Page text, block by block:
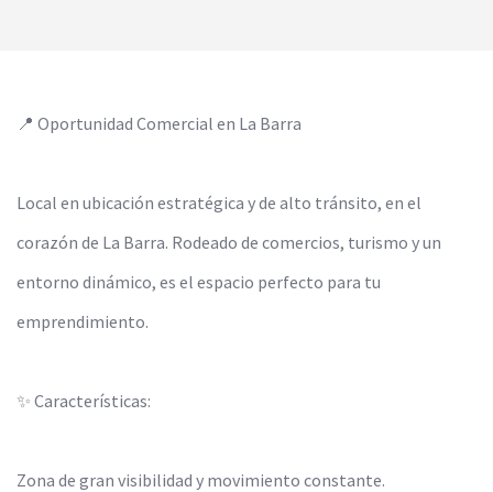
📍 Oportunidad Comercial en La Barra
Local en ubicación estratégica y de alto tránsito, en el
corazón de La Barra. Rodeado de comercios, turismo y un
entorno dinámico, es el espacio perfecto para tu
emprendimiento.
✨ Características:
Zona de gran visibilidad y movimiento constante.